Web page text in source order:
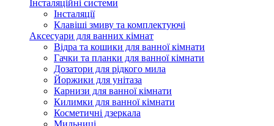
Інсталяційні системи
Інсталяції
Клавіші змиву та комплектуючі
Аксесуари для ванних кімнат
Відра та кошики для ванної кімнати
Гачки та планки для ванної кімнати
Дозатори для рідкого мила
Йоржики для унітаза
Карнизи для ванної кімнати
Килимки для ванної кімнати
Косметичні дзеркала
Мильниці